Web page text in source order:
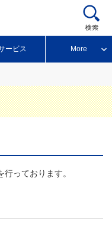
ービス More
っております。